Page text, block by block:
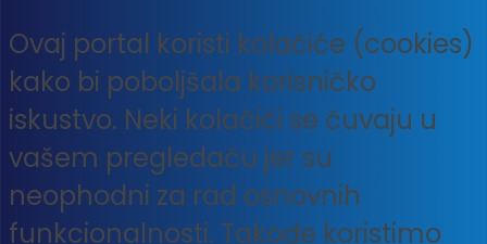
Ovaj portal koristi kolačiće (cookies)
kako bi poboljšala korisničko
iskustvo. Neki kolačići se čuvaju u
vašem pregledaču jer su
neophodni za rad osnovnih
funkcionalnosti. Takođe koristimo